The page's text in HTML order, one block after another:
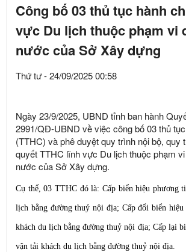
Công bố 03 thủ tục hành
vực Du lịch thuộc phạm vi
nước của Sở Xây dựng
Thứ tư - 24/09/2025 00:58
Ngày 23/9/2025, UBND tỉnh ban hành
2991/QĐ-UBND về việc công bố 03 thủ
(TTHC) và phê duyệt quy trình nội bộ, quy
quyết TTHC lĩnh vực Du lịch thuộc phạm
nước của Sở Xây dựng.
Cụ thể, 03 TTHC đó là: Cấp biển hiệu phương
lịch bằng đường thuỷ nội địa; Cấp đổi biển
khách du lịch bằng đường thuỷ nội địa; Cấp lại
vận tải khách du lịch bằng đường thuỷ nội địa.